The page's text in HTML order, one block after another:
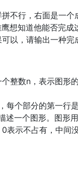
不行，右面是一个
想知道他能否完成
以，请输出一种完
整数n，表示图形
每个部分的第一行
述一个图形。图形
表示不占有，中间